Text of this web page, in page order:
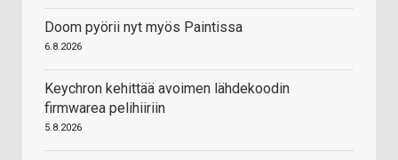
Doom pyörii nyt myös Paintissa
6.8.2026
Keychron kehittää avoimen lähdekoodin
firmwarea pelihiiriin
5.8.2026